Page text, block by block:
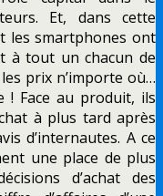
Et, dans cette
les smartphones ont
à tout un chacun de
prix n’importe où…
! Face au produit, ils
à plus tard après
d’internautes. A ce
une place de plus
d’achat des